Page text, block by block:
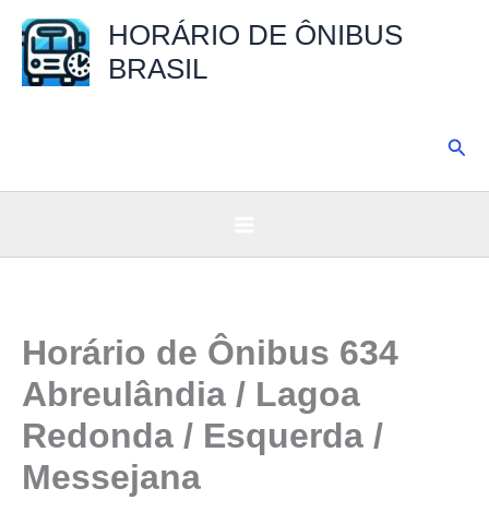
para
HORÁRIO DE ÔNIBUS
BRASIL
Horário de Ônibus 634
Abreulândia / Lagoa
Redonda / Esquerda /
Messejana